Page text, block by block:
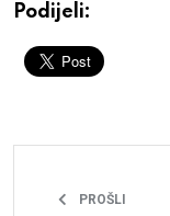
Podijeli:
PROŠLI